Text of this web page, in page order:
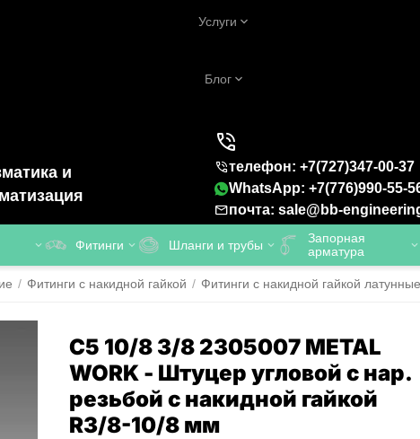
Услуги
Блог
и
телефон: +7(727)347-00-37
WhatsApp: +7(776)990-55-
почта: sale@bb-
Фитинги Шланги и трубы
Запорная
арматура
/ Фитинги с накидной гайкой / Фитинги с накидной гайкой латунные
C5 10/8 3/8 2305007 METAL
WORK - Штуцер угловой с нар.
резьбой с накидной гайкой
R3/8-10/8 мм